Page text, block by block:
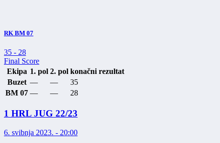
RK BM 07
35 - 28
Final Score
Ekipa 1. pol 2. pol konačni rezultat
Buzet — —
35
BM 07 — — 28
1 HRL JUG 22/23
6. svibnja 2023. - 20:00